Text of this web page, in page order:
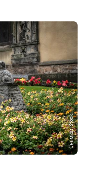
Снимка: iStock